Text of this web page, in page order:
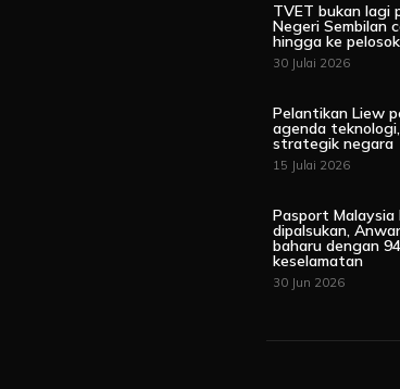
TVET bukan lagi
Negeri Sembilan
hingga ke
30 Julai 2026
Pelantikan Liew
agenda
strategik negara
15 Julai 2026
Pasport Malaysia
dipalsukan,
baharu dengan
keselamatan
30 Jun 2026